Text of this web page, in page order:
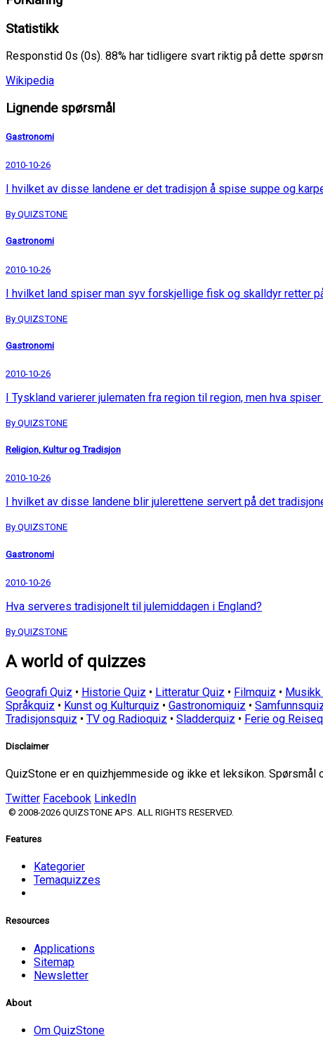
Statistikk
Responstid 0s (0s). 88% har tidligere svart riktig på dette
Wikipedia
Lignende spørsmål
Gastronomi
2010-10-26
I hvilket av disse landene er det tradisjon å spise suppe og
By QUIZSTONE
Gastronomi
2010-10-26
I hvilket land spiser man syv forskjellige fisk og skalldyr retter
By QUIZSTONE
Gastronomi
2010-10-26
I Tyskland varierer julematen fra region til region, men hva
By QUIZSTONE
Religion, Kultur og Tradisjon
2010-10-26
I hvilket av disse landene blir julerettene servert på det
By QUIZSTONE
Gastronomi
2010-10-26
Hva serveres tradisjonelt til julemiddagen i England?
By QUIZSTONE
A world of quizzes
Geografi Quiz • Historie Quiz • Litteratur Quiz • Filmquiz • Musikk
Språkquiz • Kunst og Kulturquiz • Gastronomiquiz •
Tradisjonsquiz • TV og Radioquiz • Sladderquiz • Ferie og
Disclaimer
QuizStone er en quizhjemmeside og ikke et leksikon.
Twitter Facebook LinkedIn
© 2008-2026 QUIZSTONE APS. ALL RIGHTS RESERVED.
Features
Kategorier
Temaquizzes
Resources
Applications
Sitemap
Newsletter
About
Om QuizStone